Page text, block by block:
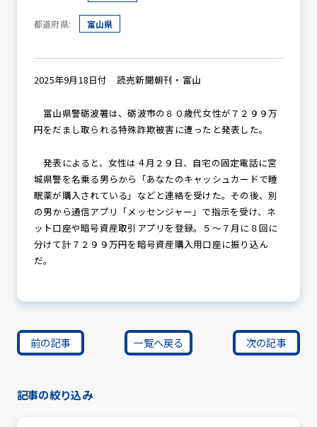
防犯活動ニュース
防犯パトロール
防犯セミナー
防犯対策情報
都道府県: 富山県
2025年9月18日付 読売新聞朝刊・富山
富山県警砺波署は、砺波市の８０歳代女性が７２９９万
円をだまし取られる特殊詐欺被害に遭ったと発表した。
発表によると、女性は４月２９日、自宅の固定電話に宮
城県警を名乗る男らから「あなたのキャッシュカードで睡
眠薬が購入されている」などと連絡を受けた。その後、別
の男から通信アプリ「メッセンジャー」で指示を受け、ネ
ット口座や暗号資産取引アプリを登録。５～７月に８回に
分けて計７２９９万円を暗号資産購入用口座に振り込ん
だ。
前の記事 一覧へ戻る 次の記事
記事の絞り込み